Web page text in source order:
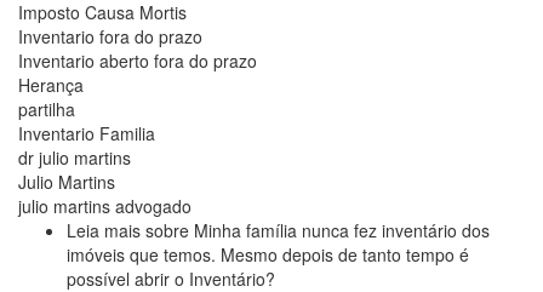
Imposto Causa Mortis
Inventario fora do prazo
Inventario aberto fora do prazo
Herança
partilha
Inventario Familia
dr julio martins
Julio Martins
julio martins advogado
Leia mais sobre Minha família nunca fez inventário dos
imóveis que temos. Mesmo depois de tanto tempo é
possível abrir o Inventário?